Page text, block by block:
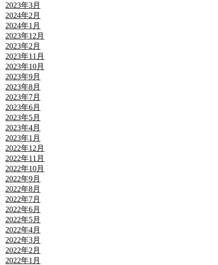
2023年3月
2024年2月
2024年1月
2023年12月
2023年2月
2023年11月
2023年10月
2023年9月
2023年8月
2023年7月
2023年6月
2023年5月
2023年4月
2023年1月
2022年12月
2022年11月
2022年10月
2022年9月
2022年8月
2022年7月
2022年6月
2022年5月
2022年4月
2022年3月
2022年2月
2022年1月